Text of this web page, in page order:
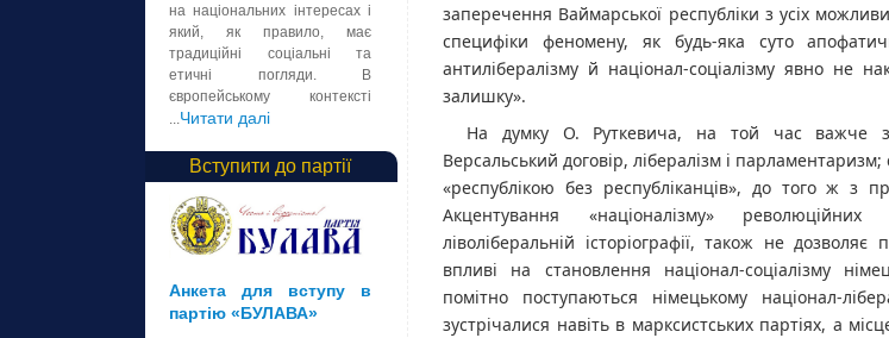
заперечення Ваймарської республіки з усіх
специфіки феномену, як будь-яка суто
антилібералізму й націонал-соціалізму явно не
залишку».
На думку О. Руткевича, на той час важче
Версальський договір, лібералізм і
«республікою без республіканців», до того ж з
Акцентування «націоналізму»
ліволіберальній історіографії, також не
впливі на становлення націонал-соціалізму
помітно поступаються німецькому націонал-
зустрічалися навіть в марксистських партіях, а
на національних інтересах і
який, як правило, має
традиційні соціальні та
етичні погляди. В
європейському контексті
...Читати далі
Вступити до партії
Анкета для вступу в
партію «БУЛАВА»